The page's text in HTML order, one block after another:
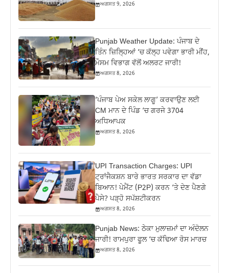
ਅਗਸਤ 9, 2026
Punjab Weather Update: ਪੰਜਾਬ ਦੇ
ਤਿੰਨ ਜ਼‍ਿਲ੍ਹਿਆਂ ‘ਚ ਕੱਲ੍ਹ ਪਵੇਗਾ ਭਾਰੀ ਮੀਂਹ,
ਮੌਸਮ ਵਿਭਾਗ ਵੱਲੋਂ ਅਲਰਟ ਜਾਰੀ!
ਅਗਸਤ 8, 2026
‘ਪੰਜਾਬ ਪੇਅ ਸਕੇਲ ਲਾਗੂ’ ਕਰਵਾਉਣ ਲਈ
CM ਮਾਨ ਦੇ ਪਿੰਡ ‘ਚ ਗਰਜੇ 3704
ਅਧਿਆਪਕ
ਅਗਸਤ 8, 2026
UPI Transaction Charges: UPI
ਟ੍ਰਾਂਜੈਕਸ਼ਨ ਬਾਰੇ ਭਾਰਤ ਸਰਕਾਰ ਦਾ ਵੱਡਾ
ਬਿਆਨ! ਪੇਮੈਂਟ (P2P) ਕਰਨ ‘ਤੇ ਦੇਣ ਪੈਣਗੇ
ਪੈਸੇ? ਪੜ੍ਹੋ ਸਪੱਸ਼ਟੀਕਰਨ
ਅਗਸਤ 8, 2026
Punjab News: ਠੇਕਾ ਮੁਲਾਜ਼ਮਾਂ ਦਾ ਅੰਦੋਲਨ
ਜਾਰੀ! ਰਾਮਪੁਰਾ ਫੂਲ ‘ਚ ਕੱਢਿਆ ਰੋਸ ਮਾਰਚ
ਅਗਸਤ 8, 2026